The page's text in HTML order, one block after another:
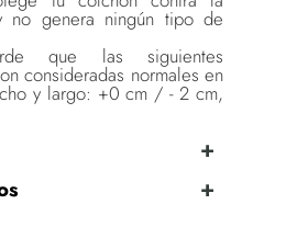
genera ningún tipo de
que las siguientes
consideradas normales en
y largo: +0 cm / - 2 cm,